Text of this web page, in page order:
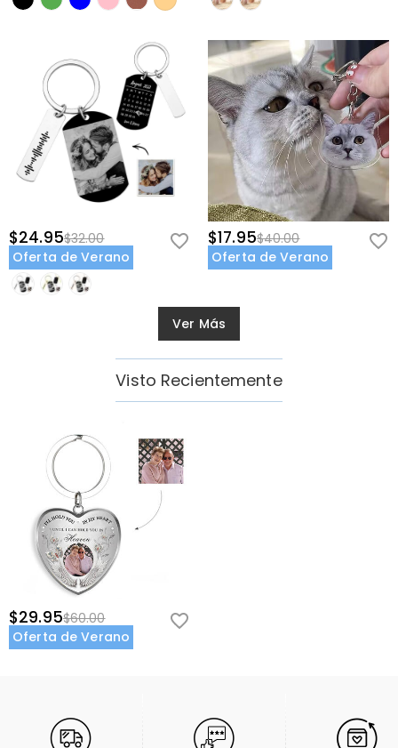
$24.95$32.00
Oferta de Verano
$17.95$40.00
Oferta de Verano
Ver Más
Visto Recientemente
$29.95$60.00
Oferta de Verano